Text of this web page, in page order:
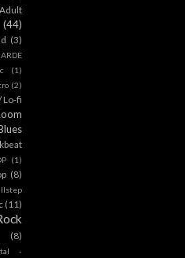
(44)
(3)
(1)
(2)
Lo-fi
(1)
(8)
(11)
(8)
-